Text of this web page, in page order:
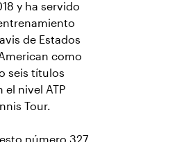
y ha servido
de Estados
como
seis títulos
el nivel ATP
Tour.
número 327